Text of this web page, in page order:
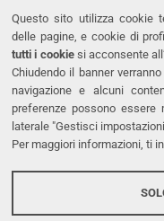
Questo sito utilizza cookie
delle pagine, e cookie di
tutti i cookiesi acconsente
Chiudendo il banner
navigazione e alcuni
preferenze possono
laterale "Gestisci
Per maggiori informazioni, ti
CONTATTI
Tel. +39
Fax. +39
PEC
LINKS
Accessibilità
Protezione